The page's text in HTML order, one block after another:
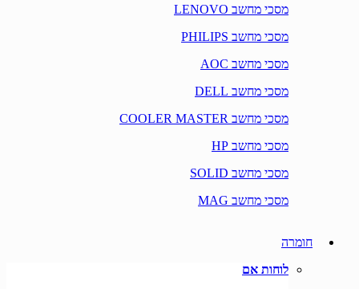
מסכי מחשב LENOVO
מסכי מחשב PHILIPS
מסכי מחשב AOC
מסכי מחשב DELL
מסכי מחשב COOLER MASTER
מסכי מחשב HP
מסכי מחשב SOLID
מסכי מחשב MAG
חומרה
לוחות אם